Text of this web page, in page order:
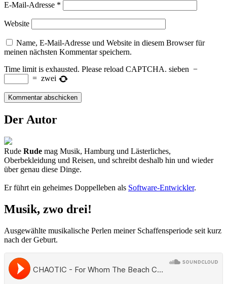
E-Mail-Adresse *
Website
Name, E-Mail-Adresse und Website in diesem Browser für
meinen nächsten Kommentar speichern.
Time limit is exhausted. Please reload CAPTCHA. sieben −
= zwei
Der Autor
Rude Rude mag Musik, Hamburg und Lästerliches,
Oberbekleidung und Reisen, und schreibt deshalb hin und wieder
über genau diese Dinge.
Er führt ein geheimes Doppelleben als Software-Entwickler.
Musik, zwo drei!
Ausgewählte musikalische Perlen meiner Schaffensperiode seit kurz
nach der Geburt.